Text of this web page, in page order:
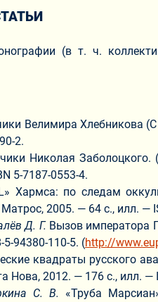
(в т. ч.
Велимира Хлебникова
2.
Николая
5-7187-0553-4.
Хармса: по следам
2005. — 64 с., илл. —
Д. Г.Вызов императора
94380-110-5. (http://
квадраты русского
Нова, 2012. — 176 с., илл. —
С. В. «Труба